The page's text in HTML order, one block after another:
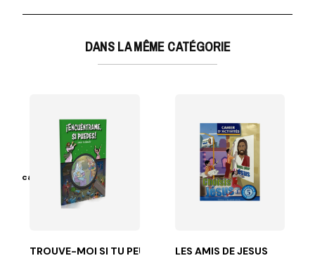
DANS LA MÊME CATÉGORIE
Vanderhorst
vos petits pourront jouer tout en regardant les...
TROUVE-MOI SI TU PEUX ! — ANCIEN TESTAMENT
LES AMIS DE JESUS